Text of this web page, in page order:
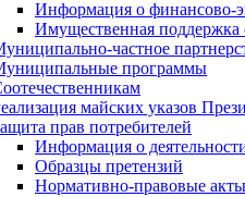
Информация о финансово-
Имущественная
частное
программы
майских указов
прав потребителей
Информация о
Образцы претензий
Нормативно-правовые акты